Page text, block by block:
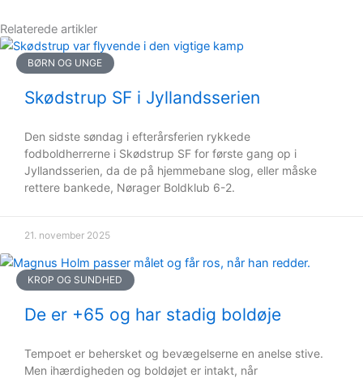
Relaterede artikler
BØRN OG UNGE
Skødstrup SF i Jyllandsserien
Den sidste søndag i efterårsferien rykkede
fodboldherrerne i Skødstrup SF for første gang op i
Jyllandsserien, da de på hjemmebane slog, eller måske
rettere bankede, Nørager Boldklub 6-2.
21. november 2025
KROP OG SUNDHED
De er +65 og har stadig boldøje
Tempoet er behersket og bevægelserne en anelse stive.
Men ihærdigheden og boldøjet er intakt, når